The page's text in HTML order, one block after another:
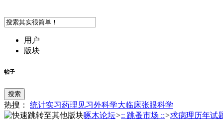
用户
版块
帖子
搜索
热搜： 统计实习药理 见习外科学大临床张眼科学
啄木论坛>:: 跳蚤市场 ::>求病理历年试